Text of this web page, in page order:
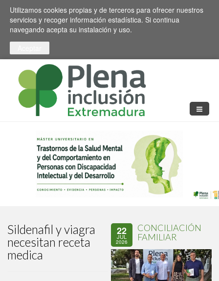
Pasar al contenido principal
Toggle high contrast
Utilizamos cookies propias y de terceros para ofrecer nuestros
servicios y recoger información estadística. Si continua
navegando acepta su instalación y uso.
Sildenafil y viagra
necesitan receta
medica
22
JUL
2026
CONCILIACIÓN
FAMILIAR